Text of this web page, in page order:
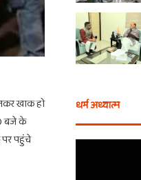
खाक हो
बजे के
पर पहुंचे
धर्म अध्यात्म